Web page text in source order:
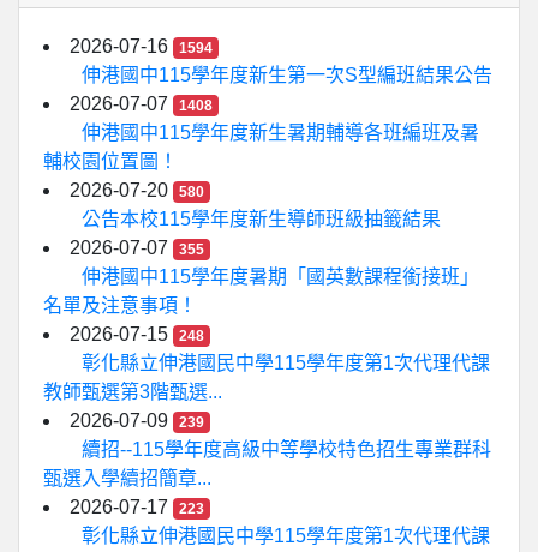
2026-07-16 1594
伸港國中115學年度新生第一次S型編班結果公告
2026-07-07
1408
伸港國中115學年度新生暑期輔導各班編班及暑
輔校園位置圖！
2026-07-20
580
公告本校115學年度新生導師班級抽籤結果
2026-07-07
355
伸港國中115學年度暑期「國英數課程銜接班」
名單及注意事項！
2026-07-15
248
彰化縣立伸港國民中學115學年度第1次代理代課
教師甄選第3階甄選...
2026-07-09
239
續招--115學年度高級中等學校特色招生專業群科
甄選入學續招簡章...
2026-07-17
223
彰化縣立伸港國民中學115學年度第1次代理代課